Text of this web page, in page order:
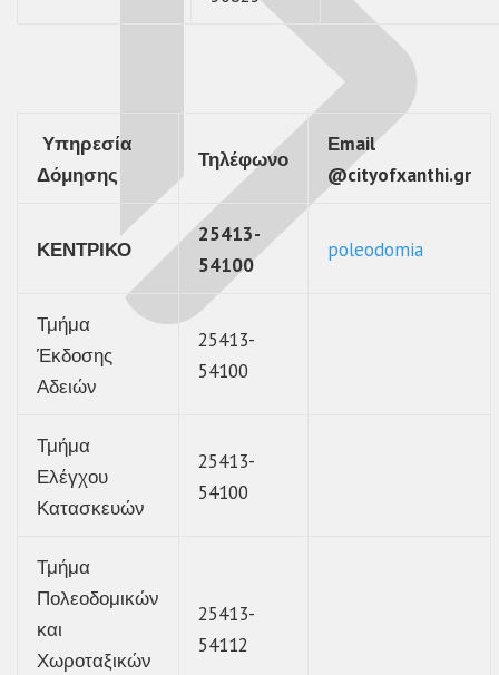
Υπηρεσία
Δόμησης
Τηλέφωνο
Εmail
@cityofxanthi.gr
ΚΕΝΤΡΙΚΟ
25413-
54100
poleodomia
Τμήμα
Έκδοσης
Αδειών
25413-
54100
Τμήμα
Ελέγχου
Κατασκευών
25413-
54100
Τμήμα
Πολεοδομικών
και
Χωροταξικών
25413-
54112